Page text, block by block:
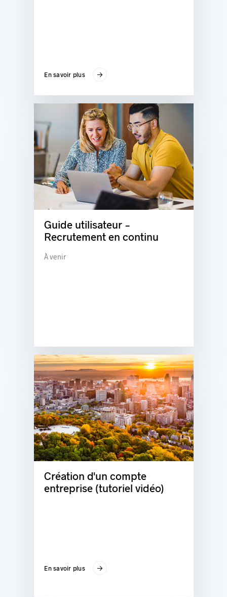
En savoir plus
Guide utilisateur -
Recrutement en continu
À venir
Création d'un compte
entreprise (tutoriel vidéo)
En savoir plus